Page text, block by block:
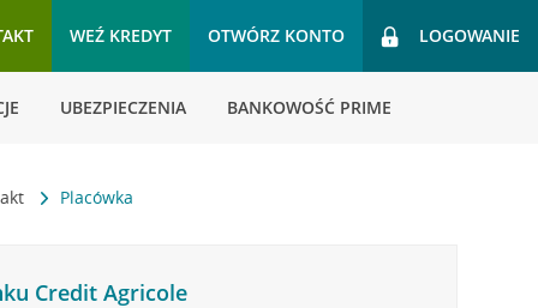
WEŹ KREDYT OTWÓRZ KONTO LOGOWANIE
UBEZPIECZENIA BANKOWOŚĆ PRIME
Placówka
Credit Agricole